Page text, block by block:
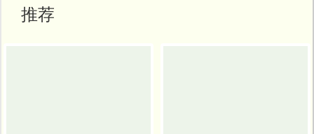
推荐